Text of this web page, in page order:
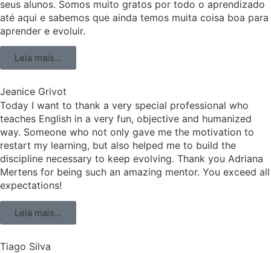
seus alunos. Somos muito gratos por todo o aprendizado
até aqui e sabemos que ainda temos muita coisa boa para
aprender e evoluir.
Leia mais...
Jeanice Grivot
Today I want to thank a very special professional who
teaches English in a very fun, objective and humanized
way. Someone who not only gave me the motivation to
restart my learning, but also helped me to build the
discipline necessary to keep evolving. Thank you Adriana
Mertens for being such an amazing mentor. You exceed all
expectations!
Leia mais...
Tiago Silva